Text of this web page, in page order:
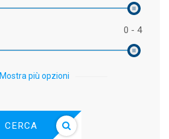
0 - 4
Mostra più opzioni
CERCA